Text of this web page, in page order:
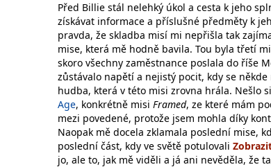
Před Billie stál nelehký úkol a cesta k jeho
získávat informace a příslušné předměty k
pravda, že skladba misí mi nepřišla tak
mise, která mě hodně bavila. Tou byla třetí
skoro všechny zaměstnance poslala do říše
zůstávalo napětí a nejistý pocit, kdy se
hudba, která v této misi zrovna hrála. Nešlo
Age, konkrétně misi Framed, ze které mám
mezi povedené, protože jsem mohla díky
Naopak mě docela zklamala poslední mise,
poslední část, kdy ve světě potulovali
jo, ale to, jak mě viděli a já ani nevěděla, že